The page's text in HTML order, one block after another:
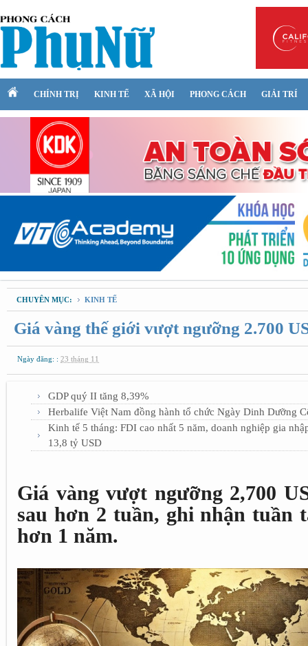
CHÍNH TRỊ KINH TẾ XÃ HỘI PHONG CÁCH GIẢI TRÍ
CHUYÊN MỤC: KINH TẾ
Giá vàng thế giới vượt ngưỡng 2.700
Ngày đăng: : 23 tháng 11
GDP quý II tăng 8,39%
Herbalife Việt Nam đồng hành tổ chức Ngày Dinh Dưỡng
Kinh tế 5 tháng: FDI cao nhất 5 năm, doanh nghiệp gia
13,8 tỷ USD
Giá vàng vượt ngưỡng 2,700
sau hơn 2 tuần, ghi nhận tuần
hơn 1 năm.